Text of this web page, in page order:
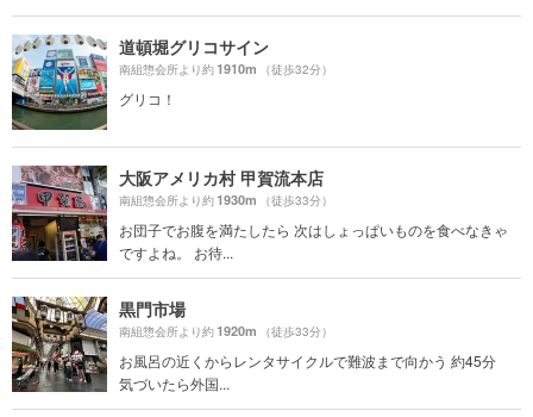
道頓堀グリコサイン
南組惣会所より約1910m （徒歩32分）
グリコ！
大阪アメリカ村 甲賀流本店
南組惣会所より約1930m （徒歩33分）
お団子でお腹を満たしたら 次はしょっぱいものを食べなきゃ
ですよね。 お待...
黒門市場
南組惣会所より約1920m （徒歩33分）
お風呂の近くからレンタサイクルで難波まで向かう 約45分
気づいたら外国...